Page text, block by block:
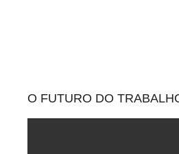
O FUTURO DO